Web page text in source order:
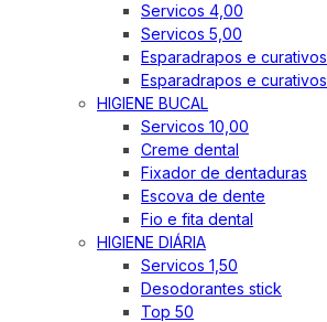
Servicos 4,00
Servicos 5,00
Esparadrapos e curativos
Esparadrapos e curativos
HIGIENE BUCAL
Servicos 10,00
Creme dental
Fixador de dentaduras
Escova de dente
Fio e fita dental
HIGIENE DIÁRIA
Servicos 1,50
Desodorantes stick
Top 50